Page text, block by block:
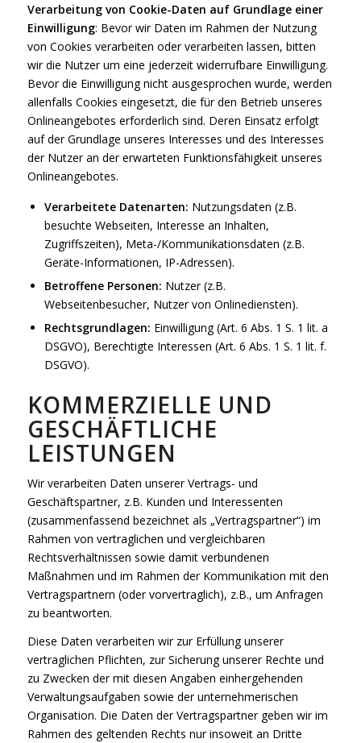
Verarbeitung von Cookie-Daten auf Grundlage einer
Einwilligung: Bevor wir Daten im Rahmen der Nutzung
von Cookies verarbeiten oder verarbeiten lassen, bitten
wir die Nutzer um eine jederzeit widerrufbare Einwilligung.
Bevor die Einwilligung nicht ausgesprochen wurde, werden
allenfalls Cookies eingesetzt, die für den Betrieb unseres
Onlineangebotes erforderlich sind. Deren Einsatz erfolgt
auf der Grundlage unseres Interesses und des Interesses
der Nutzer an der erwarteten Funktionsfähigkeit unseres
Onlineangebotes.
Verarbeitete Datenarten: Nutzungsdaten (z.B.
besuchte Webseiten, Interesse an Inhalten,
Zugriffszeiten), Meta-/Kommunikationsdaten (z.B.
Geräte-Informationen, IP-Adressen).
Betroffene Personen: Nutzer (z.B.
Webseitenbesucher, Nutzer von Onlinediensten).
Rechtsgrundlagen: Einwilligung (Art. 6 Abs. 1 S. 1 lit. a
DSGVO), Berechtigte Interessen (Art. 6 Abs. 1 S. 1 lit. f.
DSGVO).
KOMMERZIELLE UND
GESCHÄFTLICHE
LEISTUNGEN
Wir verarbeiten Daten unserer Vertrags- und
Geschäftspartner, z.B. Kunden und Interessenten
(zusammenfassend bezeichnet als „Vertragspartner“) im
Rahmen von vertraglichen und vergleichbaren
Rechtsverhältnissen sowie damit verbundenen
Maßnahmen und im Rahmen der Kommunikation mit den
Vertragspartnern (oder vorvertraglich), z.B., um Anfragen
zu beantworten.
Diese Daten verarbeiten wir zur Erfüllung unserer
vertraglichen Pflichten, zur Sicherung unserer Rechte und
zu Zwecken der mit diesen Angaben einhergehenden
Verwaltungsaufgaben sowie der unternehmerischen
Organisation. Die Daten der Vertragspartner geben wir im
Rahmen des geltenden Rechts nur insoweit an Dritte